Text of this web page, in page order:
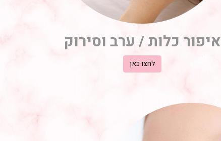
איפור כלות / ערב וסירוק
לחצו כאן